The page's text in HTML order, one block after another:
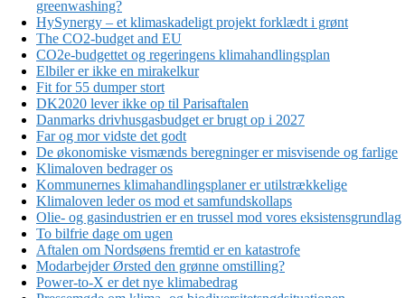
greenwashing?
HySynergy – et klimaskadeligt projekt forklædt i grønt
The CO2-budget and EU
CO2e-budgettet og regeringens klimahandlingsplan
Elbiler er ikke en mirakelkur
Fit for 55 dumper stort
DK2020 lever ikke op til Parisaftalen
Danmarks drivhusgasbudget er brugt op i 2027
Far og mor vidste det godt
De økonomiske vismænds beregninger er misvisende og farlige
Klimaloven bedrager os
Kommunernes klimahandlingsplaner er utilstrækkelige
Klimaloven leder os mod et samfundskollaps
Olie- og gasindustrien er en trussel mod vores eksistensgrundlag
To bilfrie dage om ugen
Aftalen om Nordsøens fremtid er en katastrofe
Modarbejder Ørsted den grønne omstilling?
Power-to-X er det nye klimabedrag